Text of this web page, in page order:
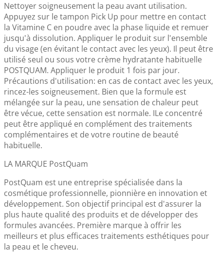
Nettoyer soigneusement la peau avant utilisation.
Appuyez sur le tampon Pick Up pour mettre en contact
la Vitamine C en poudre avec la phase liquide et remuer
jusqu'à dissolution. Appliquer le produit sur l'ensemble
du visage (en évitant le contact avec les yeux). Il peut être
utilisé seul ou sous votre crème hydratante habituelle
POSTQUAM. Appliquer le produit 1 fois par jour.
Précautions d'utilisation: en cas de contact avec les yeux,
rincez-les soigneusement. Bien que la formule est
mélangée sur la peau, une sensation de chaleur peut
être vécue, cette sensation est normale. ILe concentré
peut être appliqué en complément des traitements
complémentaires et de votre routine de beauté
habituelle.
LA MARQUE PostQuam
PostQuam est une entreprise spécialisée dans la
cosmétique professionnelle, pionnière en innovation et
développement. Son objectif principal est d'assurer la
plus haute qualité des produits et de développer des
formules avancées. Première marque à offrir les
meilleurs et plus efficaces traitements esthétiques pour
la peau et le cheveu.